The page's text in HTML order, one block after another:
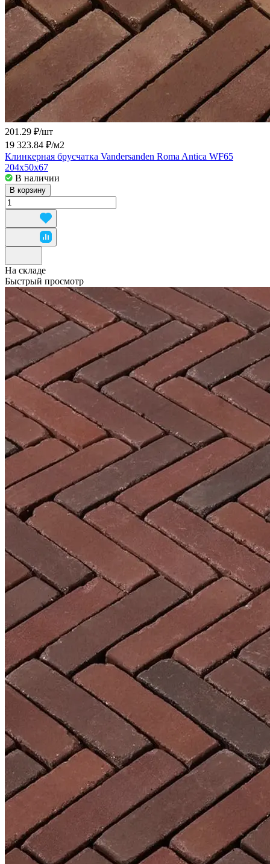
201.29 ₽/шт
19 323.84 ₽/м2
Клинкерная брусчатка Vandersanden Roma Antica WF65
204x50x67
В наличии
В корзину
На складе
Быстрый просмотр